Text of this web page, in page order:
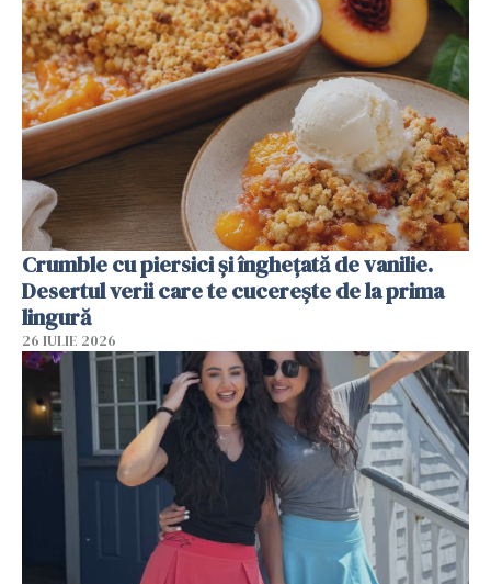
Crumble cu piersici și înghețată de vanilie.
Desertul verii care te cucerește de la prima
lingură
26 IULIE 2026